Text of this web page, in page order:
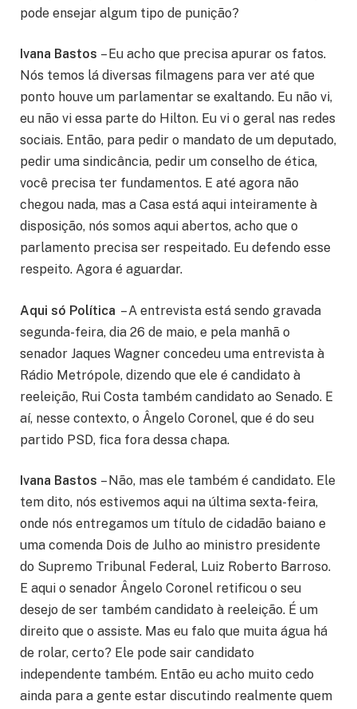
pode ensejar algum tipo de punição?
Ivana Bastos – Eu acho que precisa apurar os fatos.
Nós temos lá diversas filmagens para ver até que
ponto houve um parlamentar se exaltando. Eu não vi,
eu não vi essa parte do Hilton. Eu vi o geral nas redes
sociais. Então, para pedir o mandato de um deputado,
pedir uma sindicância, pedir um conselho de ética,
você precisa ter fundamentos. E até agora não
chegou nada, mas a Casa está aqui inteiramente à
disposição, nós somos aqui abertos, acho que o
parlamento precisa ser respeitado. Eu defendo esse
respeito. Agora é aguardar.
Aqui só Política – A entrevista está sendo gravada
segunda-feira, dia 26 de maio, e pela manhã o
senador Jaques Wagner concedeu uma entrevista à
Rádio Metrópole, dizendo que ele é candidato à
reeleição, Rui Costa também candidato ao Senado. E
aí, nesse contexto, o Ângelo Coronel, que é do seu
partido PSD, fica fora dessa chapa.
Ivana Bastos – Não, mas ele também é candidato. Ele
tem dito, nós estivemos aqui na última sexta-feira,
onde nós entregamos um título de cidadão baiano e
uma comenda Dois de Julho ao ministro presidente
do Supremo Tribunal Federal, Luiz Roberto Barroso.
E aqui o senador Ângelo Coronel retificou o seu
desejo de ser também candidato à reeleição. É um
direito que o assiste. Mas eu falo que muita água há
de rolar, certo? Ele pode sair candidato
independente também. Então eu acho muito cedo
ainda para a gente estar discutindo realmente quem